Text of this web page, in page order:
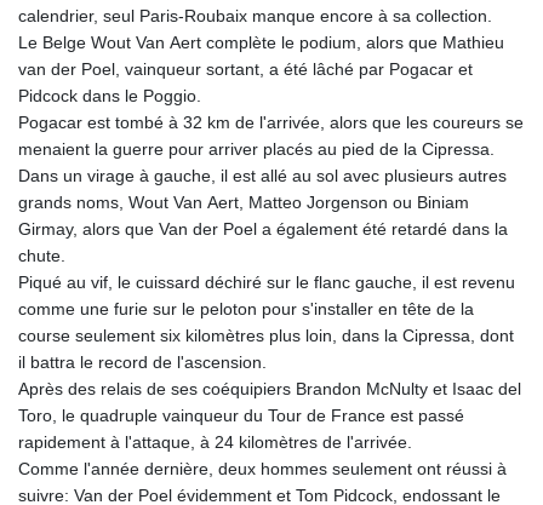
calendrier, seul Paris-Roubaix manque encore à sa collection.
Le Belge Wout Van Aert complète le podium, alors que Mathieu
van der Poel, vainqueur sortant, a été lâché par Pogacar et
Pidcock dans le Poggio.
Pogacar est tombé à 32 km de l'arrivée, alors que les coureurs se
menaient la guerre pour arriver placés au pied de la Cipressa.
Dans un virage à gauche, il est allé au sol avec plusieurs autres
grands noms, Wout Van Aert, Matteo Jorgenson ou Biniam
Girmay, alors que Van der Poel a également été retardé dans la
chute.
Piqué au vif, le cuissard déchiré sur le flanc gauche, il est revenu
comme une furie sur le peloton pour s'installer en tête de la
course seulement six kilomètres plus loin, dans la Cipressa, dont
il battra le record de l'ascension.
Après des relais de ses coéquipiers Brandon McNulty et Isaac del
Toro, le quadruple vainqueur du Tour de France est passé
rapidement à l'attaque, à 24 kilomètres de l'arrivée.
Comme l'année dernière, deux hommes seulement ont réussi à
suivre: Van der Poel évidemment et Tom Pidcock, endossant le